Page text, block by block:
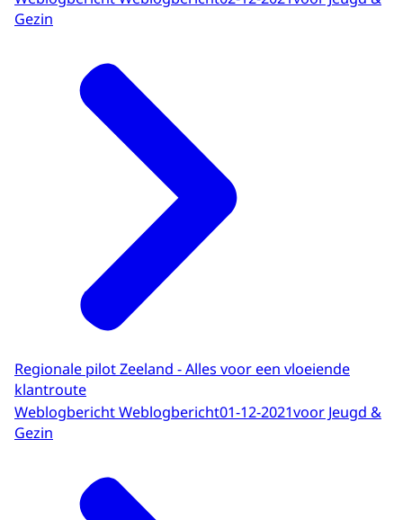
Gezin
Regionale pilot Zeeland - Alles voor een vloeiende
klantroute
Weblogbericht Weblogbericht01-12-2021voor Jeugd &
Gezin